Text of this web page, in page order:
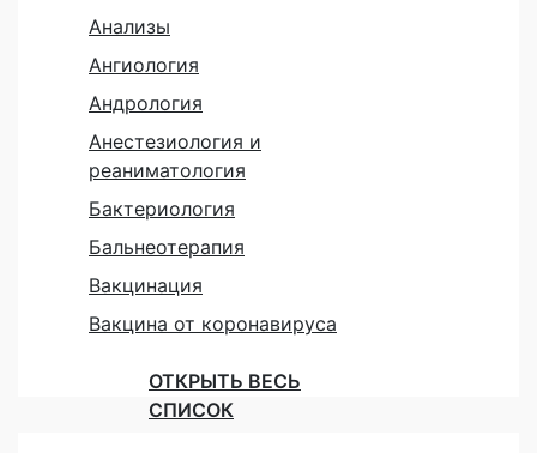
Анализы
Ангиология
Андрология
Анестезиология и
реаниматология
Бактериология
Бальнеотерапия
Вакцинация
Вакцина от коронавируса
ОТКРЫТЬ ВЕСЬ
СПИСОК